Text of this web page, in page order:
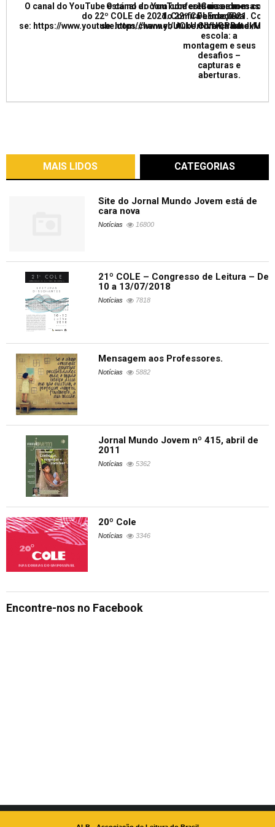
O canal do YouTube está no ar com conferências e mesas
do 22º COLE de 2021. Confira e inscreva
se: https://www.youtube.com/channel/
O canal do YouTube está no ar com
do 22º COLE de 2021.
se: https://www.youtube.com/channel/
Curso de
Formação:
Cinema na
escola: a
montagem e seus
desafios –
capturas e
aberturas.
MAIS LIDOS CATEGORIAS
Site do Jornal Mundo Jovem está de
cara nova
Notícias 16800
21º COLE – Congresso de Leitura – De
10 a 13/07/2018
Notícias 7818
Mensagem aos Professores.
Notícias 5882
Jornal Mundo Jovem nº 415, abril de
2011
Notícias 5362
20º Cole
Notícias 3346
Encontre-nos no Facebook